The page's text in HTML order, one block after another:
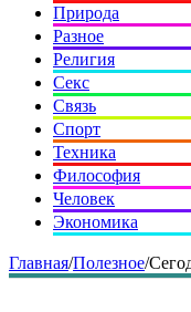
Природа
Разное
Религия
Секс
Связь
Спорт
Техника
Философия
Человек
Экономика
Главная/Полезное/